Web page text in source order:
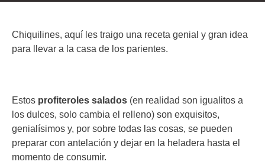
Chiquilines, aquí les traigo una receta genial y gran idea
para llevar a la casa de los parientes.
Estos profiteroles salados (en realidad son igualitos a
los dulces, solo cambia el relleno) son exquisitos,
genialísimos y, por sobre todas las cosas, se pueden
preparar con antelación y dejar en la heladera hasta el
momento de consumir.